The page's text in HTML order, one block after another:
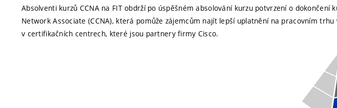
Absolventi kurzů CCNA na FIT obdrží po úspěšném absolování kurzu potvrzení o
Network Associate (CCNA), která pomůže zájemcům najít lepší uplatnění na pracovním
v certifikačních centrech, které jsou partnery firmy Cisco.